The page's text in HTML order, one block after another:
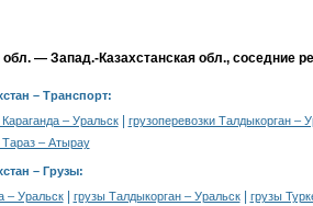
— Запад.-Казахстанская обл., соседние
– Транспорт:
Караганда – Уральск|
грузоперевозки Талдыкорган –
Тараз – Атырау
– Грузы:
– Уральск| грузы Талдыкорган – Уральск| грузы